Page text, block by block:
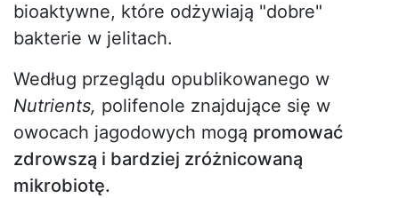
bioaktywne, które odżywiają "dobre"
bakterie w jelitach.
Według przeglądu opublikowanego w
Nutrients, polifenole znajdujące się w
owocach jagodowych mogą promować
zdrowszą i bardziej zróżnicowaną
mikrobiotę.